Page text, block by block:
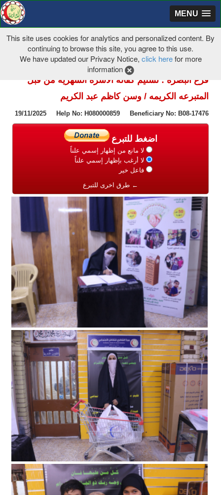
MENU
This site uses cookies for analytics and personalized content. By
continuing to browse this site, you agree to this use.
We have updated our Privacy Notice, click herefor more
information
فرع البصرة : تسليم كفالة الاسرة الشهريه من قبل
المتبرعه الكريمه / وسن كاظم عبد الكريم
19/11/2025 Help No: H080000859 Beneficiary No: B08-17476
اضغط للتبرع
لا مانع من إظهار إسمي علناً
لا أرغب بإظهار إسمي علناً
فاعل خير
← طرق اخرى للتبرع